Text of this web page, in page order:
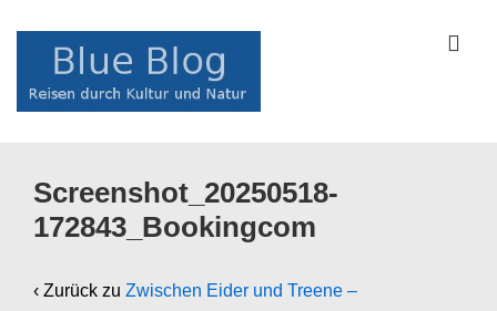
Navigation
Screenshot_20250518-
172843_Bookingcom
‹ Zurück zu Zwischen Eider und Treene –